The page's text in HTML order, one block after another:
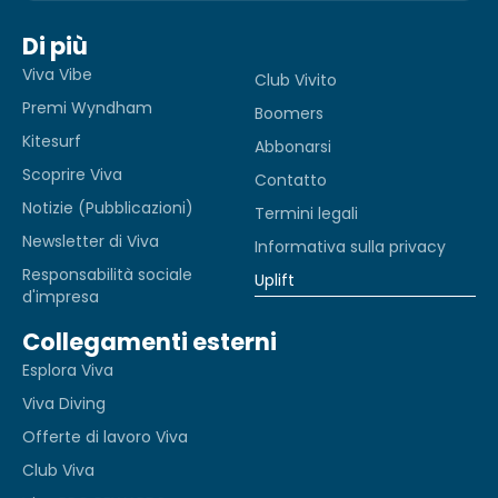
Di più
Viva Vibe
Premi Wyndham
Kitesurf
Scoprire Viva
Notizie (Pubblicazioni)
Newsletter di Viva
Responsabilità sociale
d'impresa
Club Vivito
Boomers
Abbonarsi
Contatto
Termini legali
Informativa sulla privacy
Uplift
Collegamenti esterni
Esplora Viva
Viva Diving
Offerte di lavoro Viva
Club Viva